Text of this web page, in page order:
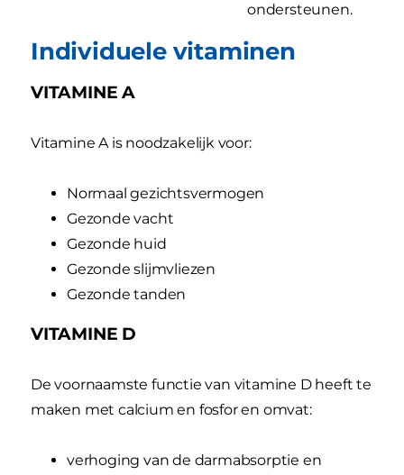
ondersteunen.
Individuele vitaminen
VITAMINE A
Vitamine A is noodzakelijk voor:
Normaal gezichtsvermogen
Gezonde vacht
Gezonde huid
Gezonde slijmvliezen
Gezonde tanden
VITAMINE D
De voornaamste functie van vitamine D heeft te
maken met calcium en fosfor en omvat:
verhoging van de darmabsorptie en